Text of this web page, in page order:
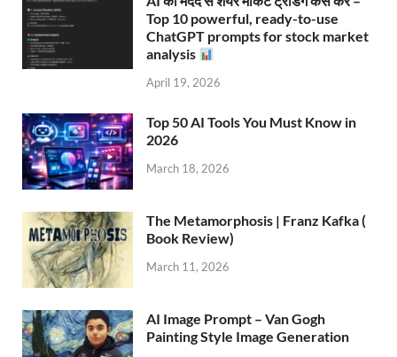
Top 10 powerful, ready-to-use
ChatGPT prompts for stock market
analysis
April 19, 2026
Top 50 AI Tools You Must Know in
2026
March 18, 2026
The Metamorphosis | Franz Kafka (
Book Review)
March 11, 2026
AI Image Prompt – Van Gogh
Painting Style Image Generation